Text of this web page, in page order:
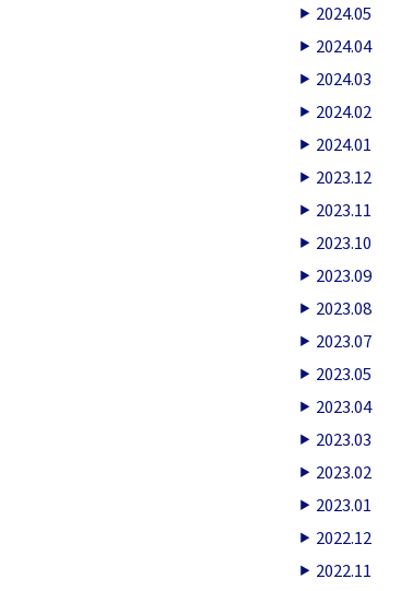
2024.05
2024.04
2024.03
2024.02
2024.01
2023.12
2023.11
2023.10
2023.09
2023.08
2023.07
2023.05
2023.04
2023.03
2023.02
2023.01
2022.12
2022.11